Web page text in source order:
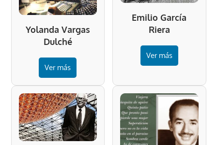
Yolanda Vargas
Dulché
Ver más
Emilio García
Riera
Ver más